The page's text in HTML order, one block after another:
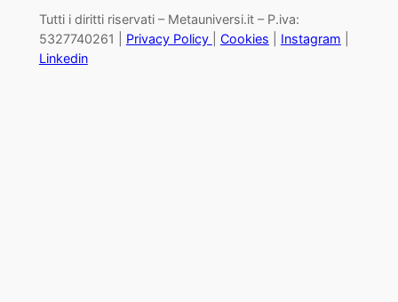
Tutti i diritti riservati – Metauniversi.it – P.iva:
5327740261 | Privacy Policy Cookies Instagram
Linkedin